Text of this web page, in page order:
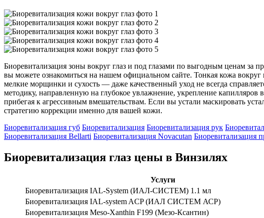
Биоревитализация зоны вокруг глаз и под глазами по выгодным ценам
вы можете ознакомиться на нашем официальном сайте. Тонкая кожа вокруг
мелкие морщинки и сухость — даже качественный уход не всегда
методику, направленную на глубокое увлажнение, укрепление
прибегая к агрессивным вмешательствам. Если вы устали маскировать
стратегию коррекции именно для вашей кожи.
Биоревитализация губ Биоревитализация Биоревитализация рук
Биоревитализация Bellarti Биоревитализация Novacutan Биоревитализация
Биоревитализация глаз цены в Винзилях
Услуги
Биоревитализация IAL-System (ИАЛ-СИСТЕМ) 1.1 мл
Биоревитализация IAL-system ACP (ИАЛ СИСТЕМ АСР)
Биоревитализация Meso-Xanthin F199 (Мезо-Ксантин)